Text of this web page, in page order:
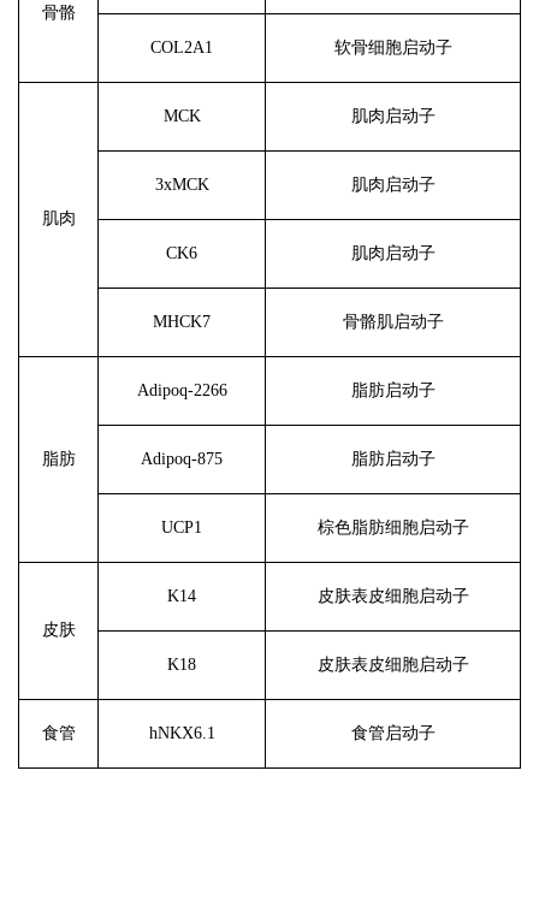
骨骼
COL2A1 软骨细胞启动子
肌肉
MCK 肌肉启动子
3xMCK 肌肉启动子
CK6 肌肉启动子
MHCK7 骨骼肌启动子
脂肪
Adipoq-2266 脂肪启动子
Adipoq-875 脂肪启动子
UCP1 棕色脂肪细胞启动子
皮肤
K14 皮肤表皮细胞启动子
K18 皮肤表皮细胞启动子
食管 hNKX6.1 食管启动子